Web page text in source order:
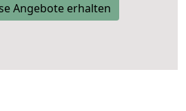
Angebote erhalten